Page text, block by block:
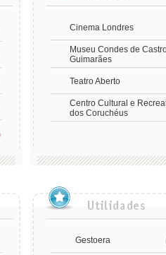
Cinema Londres
Museu Condes de
Guimarães
Teatro Aberto
Centro Cultural e
dos Coruchéus
Gestoera